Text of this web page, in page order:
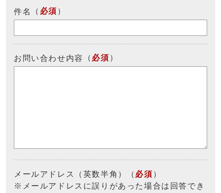
件名 （ 必須 ）
お問い合わせ内容 （ 必須 ）
メールアドレス（英数半角）（ 必須 ）
※メールアドレスに誤りがあった場合は回答でき